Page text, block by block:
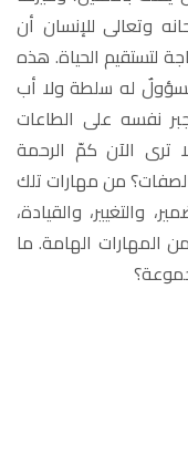
وتعالى للإنسان أن
لتستقيم الحياة. هذه
له سلطة ولا أب
نفسه على الطاعات
ترى الآن كمّ الرحمة
من مهارات تلك
والتغيير، والقيادة،
المهارات الهامة. ما